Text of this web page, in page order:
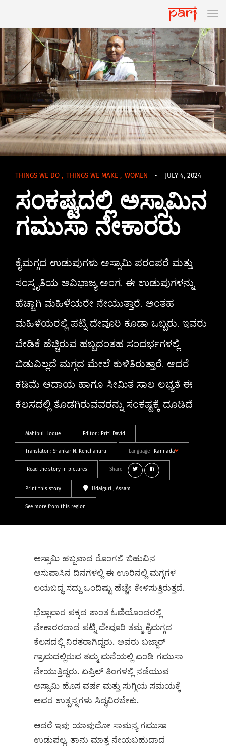
THINGS WE DO , THINGS WE MAKE , WOMEN • JULY 4, 2024
ಸಂಕಷ್ಟದಲ್ಲಿ ಅಸ್ಸಾಮಿನ
ಗಮುಸಾ ನೇಕಾರರು
ಕೈಮಗ್ಗದ ಉಡುಪುಗಳು ಅಸ್ಸಾಮಿ ಪರಂಪರೆ ಮತ್ತು
ಸಂಸ್ಕೃತಿಯ ಅವಿಭಾಜ್ಯ ಅಂಗ. ಈ ಉಡುಪುಗಳನ್ನು
ಹೆಚ್ಚಾಗಿ ಮಹಿಳೆಯರೇ ನೇಯುತ್ತಾರೆ. ಅಂತಹ
ಮಹಿಳೆಯರಲ್ಲಿ ಪಟ್ನಿ ದೇವೂರಿ ಕೂಡಾ ಒಬ್ಬರು. ಇವರು
ಬೇಡಿಕೆ ಹೆಚ್ಚಿರುವ ಹಬ್ಬದಂತಹ ಸಂದರ್ಭಗಳಲ್ಲಿ
ಬಿಡುವಿಲ್ಲದೆ ಮಗ್ಗದ ಮೇಲೆ ಕುಳಿತಿರುತ್ತಾರೆ. ಆದರೆ
ಕಡಿಮೆ ಆದಾಯ ಹಾಗೂ ಸೀಮಿತ ಸಾಲ ಲಭ್ಯತೆ ಈ
ಕೆಲಸದಲ್ಲಿ ತೊಡಗಿರುವವರನ್ನು ಸಂಕಷ್ಟಕ್ಕೆ ದೂಡಿದೆ
Mahibul Hoque Editor : Priti David
Translator : Shankar N. Kenchanuru Language Kannada
Read the story in pictures Share
Print this story Udalguri , Assam
See more from this region
ಅಸ್ಸಾಮಿ ಹಬ್ಬವಾದ ರೊಂಗಲಿ ಬಿಹುವಿನ
ಆಸುಪಾಸಿನ ದಿನಗಳಲ್ಲಿ ಈ ಊರಿನಲ್ಲಿ ಮಗ್ಗಗಳ
ಲಯಬದ್ಧ ಸದ್ದು ಒಂದಿಷ್ಟು ಹೆಚ್ಚೇ ಕೇಳಿಸುತ್ತಿರುತ್ತದೆ.
ಭೆಲ್ಲಾಪಾರ ಪಕ್ಕದ ಶಾಂತ ಓಣಿಯೊಂದರಲ್ಲಿ
ನೇಕಾರರದಾದ ಪಟ್ನಿ ದೇವೂರಿ ತಮ್ಮ ಕೈಮಗ್ಗದ
ಕೆಲಸದಲ್ಲಿ ನಿರತರಾಗಿದ್ದರು. ಅವರು ಬಜ್ಜಾರ್
ಗ್ರಾಮದಲ್ಲಿರುವ ತಮ್ಮ ಮನೆಯಲ್ಲಿ ಎಂಡಿ ಗಮುಸಾ
ನೇಯುತ್ತಿದ್ದರು. ಏಪ್ರಿಲ್‌ ತಿಂಗಳಲ್ಲಿ ನಡೆಯುವ
ಅಸ್ಸಾಮಿ ಹೊಸ ವರ್ಷ ಮತ್ತು ಸುಗ್ಗಿಯ ಸಮಯಕ್ಕೆ
ಅವರ ಉತ್ಪನ್ನಗಳು ಸಿದ್ಧವಿರಬೇಕು.
ಆದರೆ ಇವು ಯಾವುದೋ ಸಾಮನ್ಯ ಗಮುಸಾ
ಉಡುಪಲ್ಲ. ತಾನು ಮಾತ್ರ ನೇಯಬಹುದಾದ